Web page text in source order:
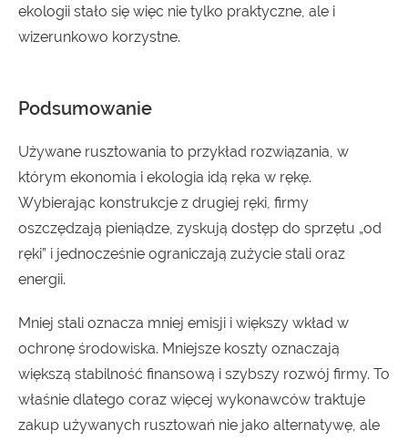
ekologii stało się więc nie tylko praktyczne, ale i
wizerunkowo korzystne.
Podsumowanie
Używane rusztowania to przykład rozwiązania, w
którym ekonomia i ekologia idą ręka w rękę.
Wybierając konstrukcje z drugiej ręki, firmy
oszczędzają pieniądze, zyskują dostęp do sprzętu „od
ręki” i jednocześnie ograniczają zużycie stali oraz
energii.
Mniej stali oznacza mniej emisji i większy wkład w
ochronę środowiska. Mniejsze koszty oznaczają
większą stabilność finansową i szybszy rozwój firmy. To
właśnie dlatego coraz więcej wykonawców traktuje
zakup używanych rusztowań nie jako alternatywę, ale